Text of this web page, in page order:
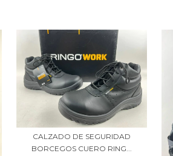
CALZADO DE SEGURIDAD
BORCEGOS CUERO RING...